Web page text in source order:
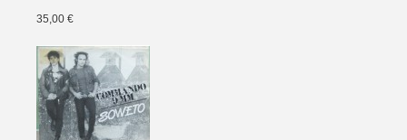
35,00 €